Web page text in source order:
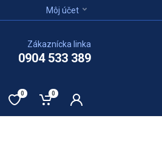
Môj účet
Zákaznícka linka
0904 533 389
0 0